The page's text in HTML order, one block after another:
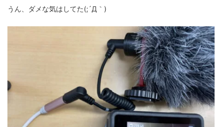
うん、ダメな気はしてた(;´Д｀)